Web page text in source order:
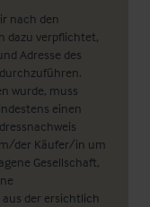
nach den
dazu verpflichtet,
Adresse des
wurde, muss
einen
der Käufer/in um
Gesellschaft,
der ersichtlich